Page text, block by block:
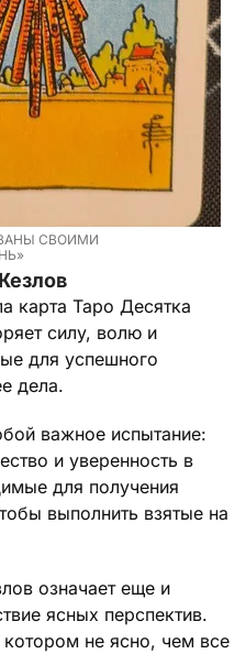
СВОИМИ
карта Таро Десятка
силу, волю и
для успешного
дела.
важное испытание:
и уверенность в
для получения
выполнить взятые на
означает еще и
ясных перспектив.
не ясно, чем все